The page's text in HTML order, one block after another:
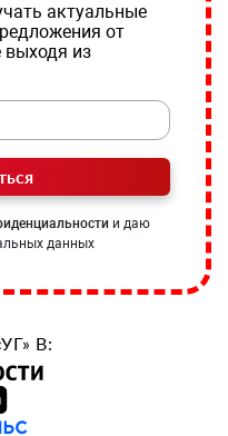
актуальные
от
выходя из
и даю
данных
В: